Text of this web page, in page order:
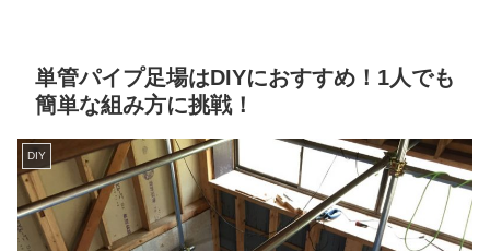
単管パイプ足場はDIYにおすすめ！1人でも
簡単な組み方に挑戦！
DIY